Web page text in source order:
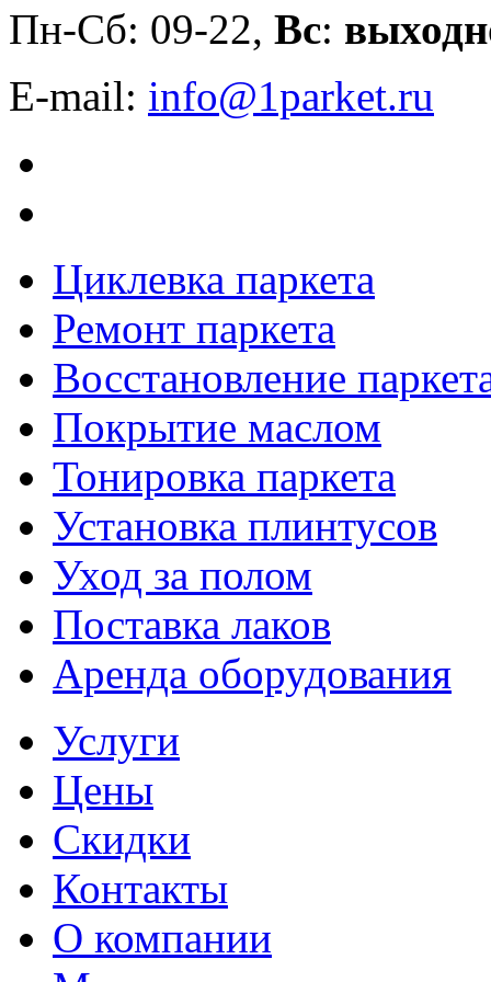
Пн-Сб: 09-22, Вс:
E-mail: info@1parket.ru
Циклевка паркета
Ремонт паркета
Восстановление
Покрытие маслом
Тонировка паркета
Установка плинтусов
Уход за полом
Поставка лаков
Аренда оборудования
Услуги
Цены
Скидки
Контакты
О компании